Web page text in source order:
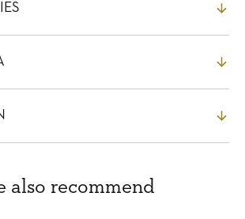
also recommend